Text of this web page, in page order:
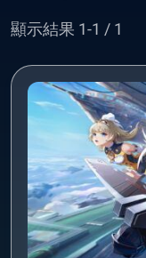
顯示結果 1-1 / 1